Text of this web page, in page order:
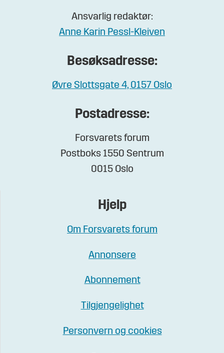
Ansvarlig redaktør:
Anne Karin Pessl-Kleiven
Besøksadresse:
Øvre Slottsgate 4, 0157 Oslo
Postadresse:
Forsvarets forum
Postboks 1550 Sentrum
0015 Oslo
Hjelp
Om Forsvarets forum
Annonsere
Abonnement
Tilgjengelighet
Personvern og cookies